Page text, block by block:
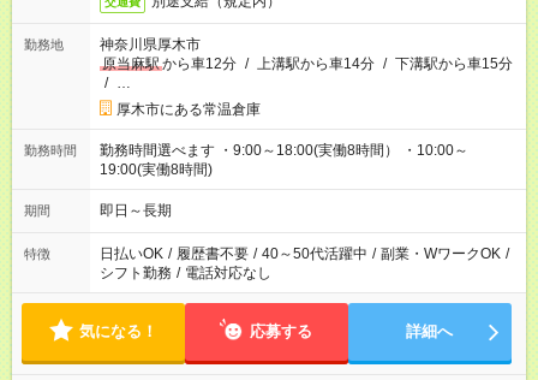
勤務地
神奈川県厚木市
原当麻駅から車12分 / 上溝駅から車14分 / 下溝駅から車15分
/ …
厚木市にある常温倉庫
勤務時間
勤務時間選べます ・9:00～18:00(実働8時間） ・10:00～
19:00(実働8時間)
期間 即日～長期
特徴 日払いOK / 履歴書不要 / 40～50代活躍中 / 副業・WワークOK /
シフト勤務 / 電話対応なし
気になる！ 応募する 詳細へ